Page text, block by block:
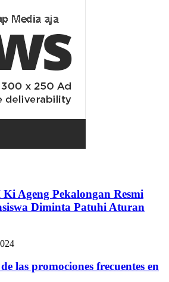
Ageng Pekalongan Resmi
Diminta Patuhi Aturan
las promociones frecuentes en